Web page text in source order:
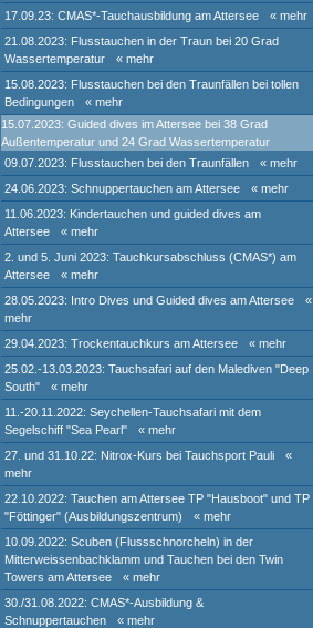
17.09.23: CMAS*-Tauchausbildung am Attersee
« mehr
21.08.2023: Flusstauchen in der Traun bei 20 Grad
Wassertemperatur
« mehr
15.08.2023: Flusstauchen bei den Traunfällen bei tollen
Bedingungen
« mehr
15.07.2023: Guided dives im Attersee bei 38 Grad
Außentemperatur und 24 Grad Wassertemperatur
09.07.2023: Flusstauchen bei den Traunfällen
« mehr
24.06.2023: Schnuppertauchen am Attersee
« mehr
11.06.2023: Kindertauchen und guided dives am
Attersee
« mehr
2. und 5. Juni 2023: Tauchkursabschluss (CMAS*) am
Attersee
« mehr
28.05.2023: Intro Dives und Guided dives am Attersee
«
mehr
29.04.2023: Trockentauchkurs am Attersee
« mehr
25.02.-13.03.2023: Tauchsafari auf den Malediven "Deep
South"
« mehr
11.-20.11.2022: Seychellen-Tauchsafari mit dem
Segelschiff "Sea Pearl"
« mehr
27. und 31.10.22: Nitrox-Kurs bei Tauchsport Pauli
«
mehr
22.10.2022: Tauchen am Attersee TP "Hausboot" und TP
"Föttinger" (Ausbildungszentrum)
« mehr
10.09.2022: Scuben (Flussschnorcheln) in der
Mitterweissenbachklamm und Tauchen bei den Twin
Towers am Attersee
« mehr
30./31.08.2022: CMAS*-Ausbildung &
Schnuppertauchen
« mehr